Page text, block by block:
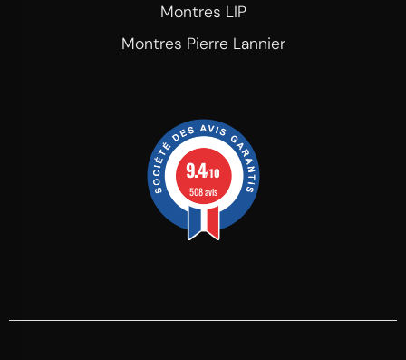
Montres LIP
Montres Pierre Lannier
9.4/10
508 avis